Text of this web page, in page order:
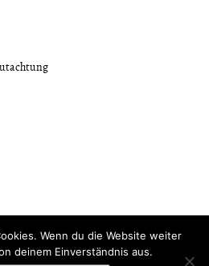
Wenn du die Website weiter
deinem Einverständnis aus.